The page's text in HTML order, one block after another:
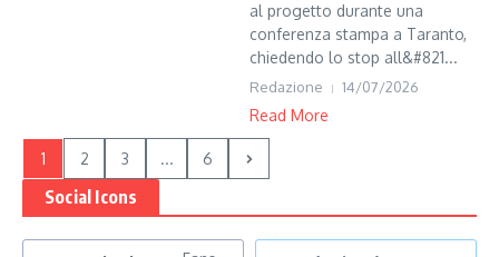
al progetto durante una
conferenza stampa a Taranto,
chiedendo lo stop all&#821...
Redazione 14/07/2026
Read More
1 2 3 ... 6
Social Icons